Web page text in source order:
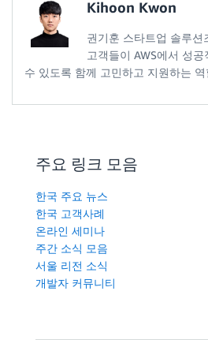
Kihoon Kwon
권기훈 스타트업 솔루션
고객들이 AWS에서 성
수 있도록 함께 고민하고 지원하는
주요 링크 모음
한국 주요 뉴스
한국 고객사례
온라인 세미나
주간 소식 모음
서울 리전 소식
개발자 커뮤니티